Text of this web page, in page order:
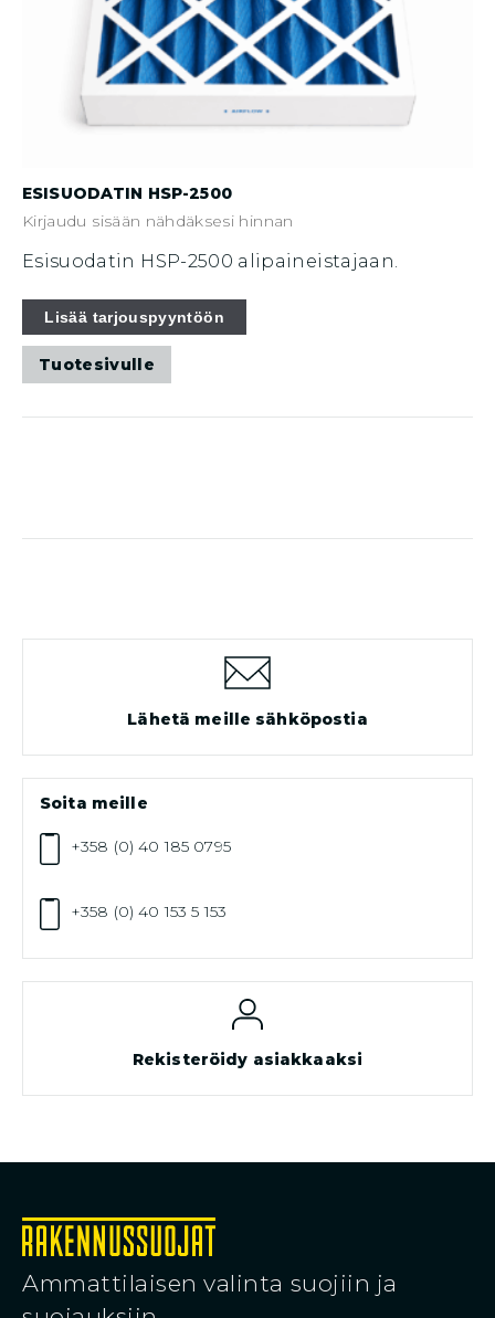
ESISUODATIN HSP-2500
Kirjaudu sisään nähdäksesi hinnan
Esisuodatin HSP-2500 alipaineistajaan.
Lisää tarjouspyyntöön
Tuotesivulle
Lähetä meille sähköpostia
Soita meille
+358 (0) 40 185 0795
+358 (0) 40 153 5 153
Rekisteröidy asiakkaaksi
Ammattilaisen valinta suojiin ja